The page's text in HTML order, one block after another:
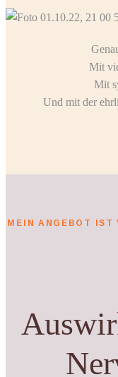
Mit
Mit
Und mit der
MEIN ANGEBOT IST